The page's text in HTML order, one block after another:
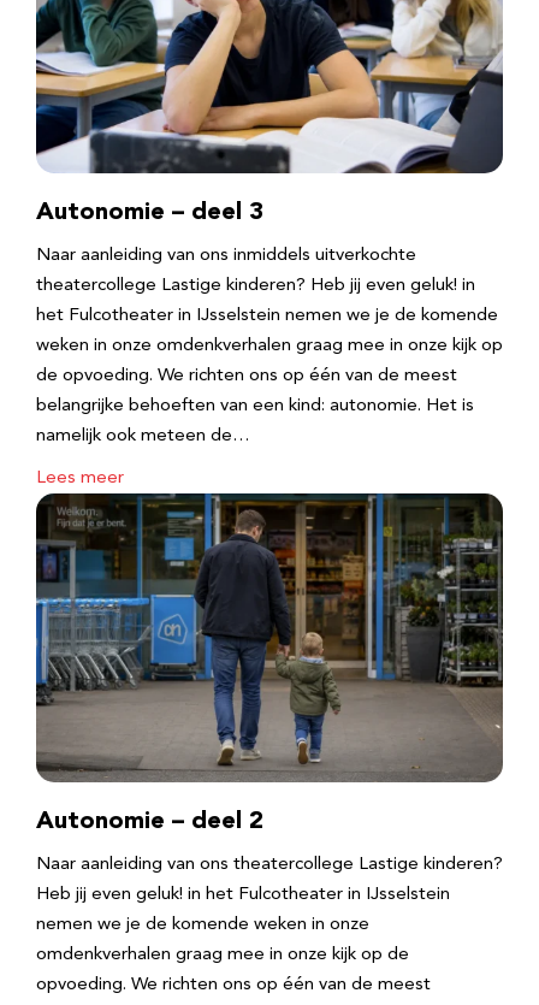
Autonomie – deel 3
Naar aanleiding van ons inmiddels uitverkochte
theatercollege Lastige kinderen? Heb jij even geluk! in
het Fulcotheater in IJsselstein nemen we je de komende
weken in onze omdenkverhalen graag mee in onze kijk op
de opvoeding. We richten ons op één van de meest
belangrijke behoeften van een kind: autonomie. Het is
namelijk ook meteen de…
Lees meer
Autonomie – deel 2
Naar aanleiding van ons theatercollege Lastige kinderen?
Heb jij even geluk! in het Fulcotheater in IJsselstein
nemen we je de komende weken in onze
omdenkverhalen graag mee in onze kijk op de
opvoeding. We richten ons op één van de meest